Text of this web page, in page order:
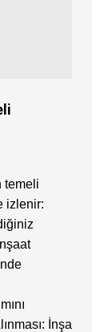
temeli
izlenir:
İnşa